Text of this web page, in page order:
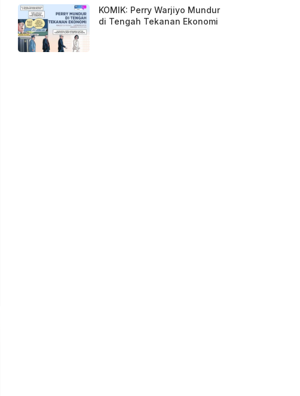
KOMIK: Perry Warjiyo Mundur
di Tengah Tekanan Ekonomi